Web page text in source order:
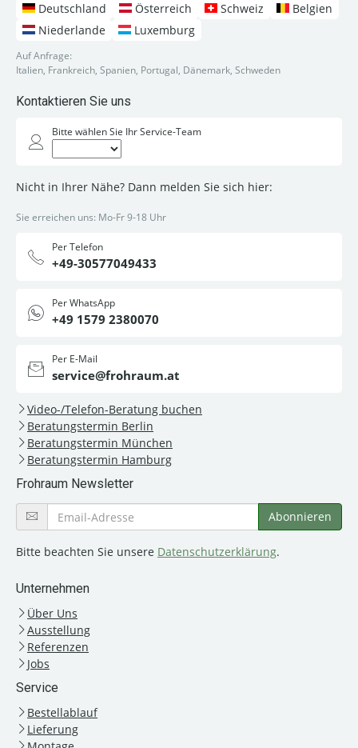
Deutschland
Österreich Schweiz
Belgien
Niederlande
Luxemburg
Auf Anfrage:
Italien, Frankreich, Spanien, Portugal, Dänemark, Schweden
Kontaktieren Sie uns
Bitte wählen Sie Ihr Service-Team
Nicht in Ihrer Nähe? Dann melden Sie sich hier:
Sie erreichen uns: Mo-Fr 9-18 Uhr
Per Telefon
+49-30577049433
Per WhatsApp
+49 1579 2380070
Per E-Mail
service@frohraum.at
Video-/Telefon-Beratung buchen
Beratungstermin Berlin
Beratungstermin München
Beratungstermin Hamburg
Frohraum Newsletter
Bitte beachten Sie unsere Datenschutzerklärung.
Unternehmen
Über Uns
Ausstellung
Referenzen
Jobs
Service
Bestellablauf
Lieferung